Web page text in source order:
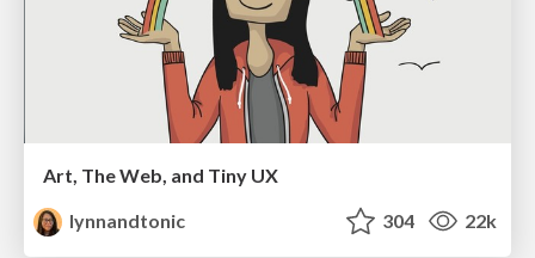
Art, The Web, and Tiny UX
lynnandtonic
304 22k